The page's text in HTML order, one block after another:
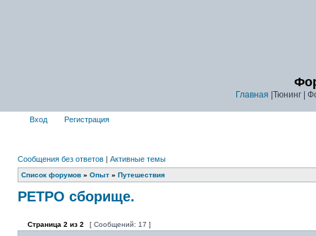
Главная |Тюнинг |
Вход Регистрация
Сообщения без ответов | Активные темы
Список форумов » Опыт » Путешествия
РЕТРО сборище.
Страница 2 из 2 [ Сообщений: 17 ]